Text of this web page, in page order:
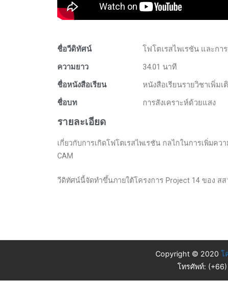
ชื่อวีดิทัศน์
โฟโตเรสไพเรชัน และก
ความยาว
34.01 นาที
ชื่อหนังสือเรียน
หนังสือเรียนรายวิชาเพิ่ม
ชื่อบท
การสังเคราะห์ด้วยแสง
รายละเอียด
เกี่ยวกับการเกิดโฟโตเรสไพเรชัน กลไกในการเพิ่ม
CAM
วีดิทัศน์นี้จัดทำขึ้นภายใต้โครงการ Project 14 ของ สส
Copyright © 2020 โ
โทรศัพท์: